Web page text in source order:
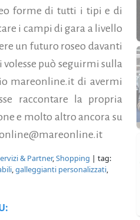
forme di tutti i tipi e di
i campi di gara a livello
un futuro roseo davanti
può seguirmi sulla
mareonline.it di avermi
raccontare la propria
e molto altro ancora su
& Partner,Shopping | tag:
,galleggianti personalizzati,